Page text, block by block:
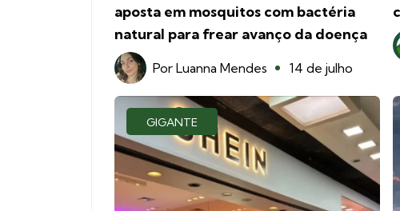
aposta em mosquitos com bactéria
natural para frear avanço da doença
Por Luanna Mendes 14 de julho
GIGANTE